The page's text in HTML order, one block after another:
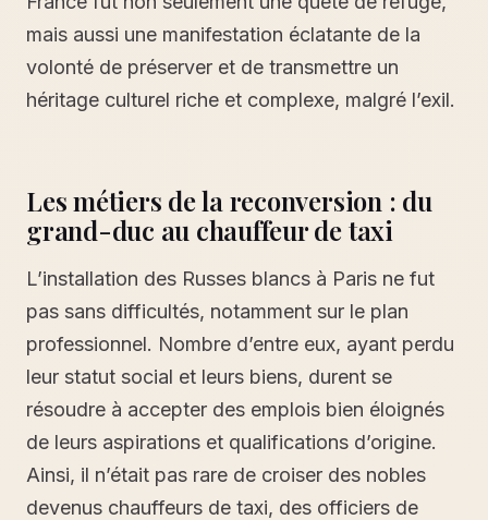
mais aussi une manifestation éclatante de la
volonté de préserver et de transmettre un
héritage culturel riche et complexe, malgré l’exil.
Les métiers de la reconversion : du
grand-duc au chauffeur de taxi
L’installation des Russes blancs à Paris ne fut
pas sans difficultés, notamment sur le plan
professionnel. Nombre d’entre eux, ayant perdu
leur statut social et leurs biens, durent se
résoudre à accepter des emplois bien éloignés
de leurs aspirations et qualifications d’origine.
Ainsi, il n’était pas rare de croiser des nobles
devenus chauffeurs de taxi, des officiers de